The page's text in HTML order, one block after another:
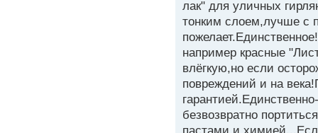
лак" для уличных
тонким слоем,лучше с
например красные
влёгкую,но если
повреждений и на
безвозвратно
пастами и